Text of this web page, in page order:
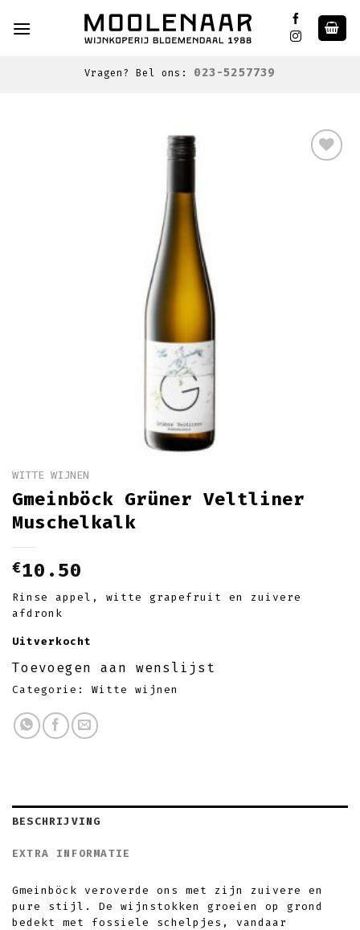
to
Vragen? Bel ons: 023-5257739
WITTE WIJNEN
Gmeinböck Grüner Veltliner
Muschelkalk
€10.50
Rinse appel, witte grapefruit en zuivere
afdronk
Uitverkocht
Toevoegen aan wenslijst
Categorie: Witte wijnen
BESCHRIJVING
EXTRA INFORMATIE
Gmeinböck veroverde ons met zijn zuivere en
pure stijl. De wijnstokken groeien op grond
bedekt met fossiele schelpjes, vandaar